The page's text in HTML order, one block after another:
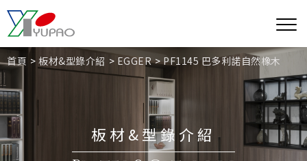
首頁 板材&型錄介紹 EGGER PF1145 巴多利諾自然橡木
板材&型錄介紹